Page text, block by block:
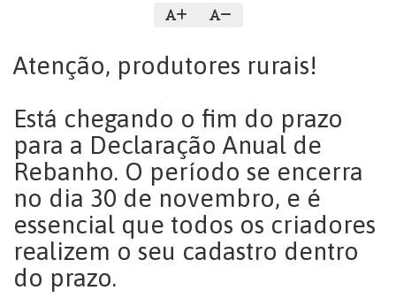
Atenção, produtores rurais!
Está chegando o fim do prazo
para a Declaração Anual de
Rebanho. O período se encerra
no dia 30 de novembro, e é
essencial que todos os criadores
realizem o seu cadastro dentro
do prazo.